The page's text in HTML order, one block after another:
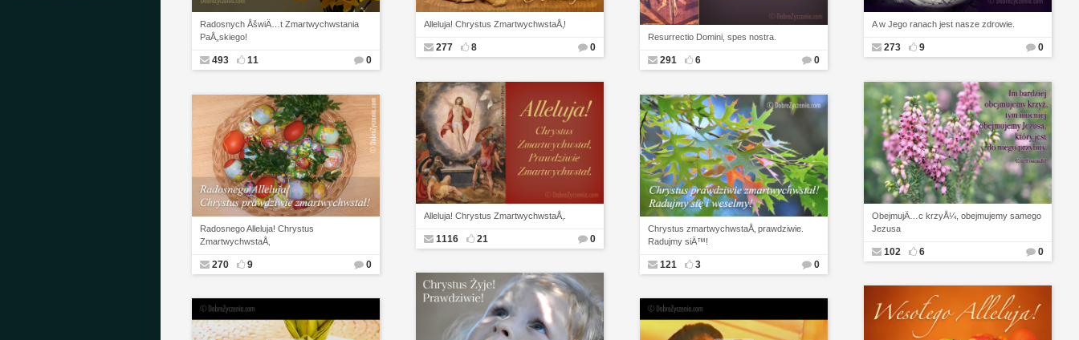
Radosnych ÅšwiÄ…t Zmartwychwstania
PaÅ„skiego!
493 11 0
Alleluja! Chrystus ZmartwychwstaÅ‚!
277 8 0
A w Jego ranach jest nasze zdrowie.
273 9 0
Resurrectio Domini, spes nostra.
291 6 0
Alleluja! Chrystus ZmartwychwstaÅ‚.
1116 21 0
ObejmujÄ…c krzyÅ¼, obejmujemy samego
Jezusa
102 6 0
Radosnego Alleluja! Chrystus
ZmartwychwstaÅ‚
270 9 0
Chrystus zmartwychwstaÅ‚ prawdziwie.
Radujmy siÄ™!
121 3 0